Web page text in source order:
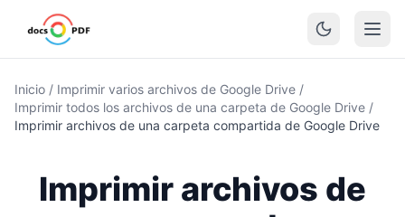
Inicio / Imprimir varios archivos de Google Drive /
Imprimir todos los archivos de una carpeta de Google Drive /
Imprimir archivos de una carpeta compartida de Google Drive
Imprimir archivos de